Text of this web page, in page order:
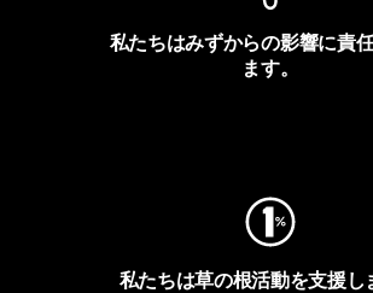
私たちはみずからの影響に責
ます。
私たちは草の根活動を支援し